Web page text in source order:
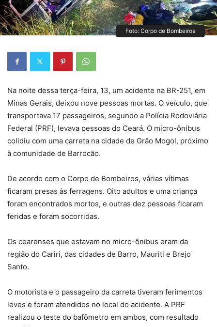
Foto: Corpo de Bombeiros
Na noite dessa terça-feira, 13, um acidente na BR-251, em
Minas Gerais, deixou nove pessoas mortas. O veículo, que
transportava 17 passageiros, segundo a Polícia Rodoviária
Federal (PRF), levava pessoas do Ceará. O micro-ônibus
colidiu com uma carreta na cidade de Grão Mogol, próximo
à comunidade de Barrocão.
De acordo com o Corpo de Bombeiros, várias vítimas
ficaram presas às ferragens. Oito adultos e uma criança
foram encontrados mortos, e outras dez pessoas ficaram
feridas e foram socorridas.
Os cearenses que estavam no micro-ônibus eram da
região do Cariri, das cidades de Barro, Mauriti e Brejo
Santo.
O motorista e o passageiro da carreta tiveram ferimentos
leves e foram atendidos no local do acidente. A PRF
realizou o teste do bafômetro em ambos, com resultado